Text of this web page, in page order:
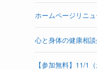
ホームページリニ
心と身体の健康相
【参加無料】11/1